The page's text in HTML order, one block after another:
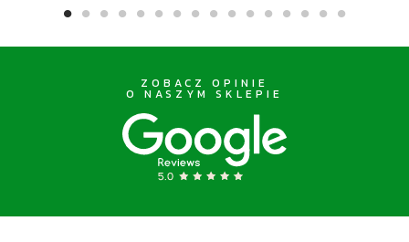
ZOBACZ OPINIE
O NASZYM SKLEPIE